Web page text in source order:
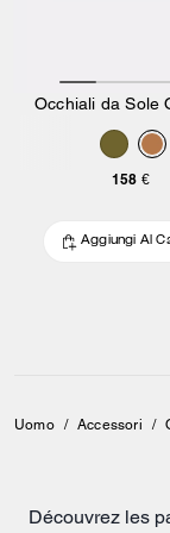
Occhiali da Sole
158 €
Aggiungi Al
Uomo / Accessori /
Découvrez les